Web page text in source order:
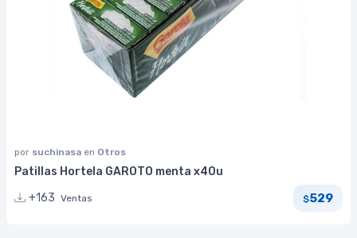
por suchinasa en Otros
Patillas Hortela GAROTO menta x40u
+163 Ventas $529